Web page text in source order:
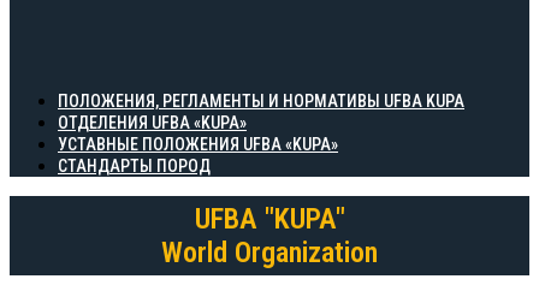
ПОЛОЖЕНИЯ, РЕГЛАМЕНТЫ И НОРМАТИВЫ UFBA KUPA
ОТДЕЛЕНИЯ UFBA «KUPA»
УСТАВНЫЕ ПОЛОЖЕНИЯ UFBA «KUPA»
СТАНДАРТЫ ПОРОД
UFBA "KUPA"
World Organization